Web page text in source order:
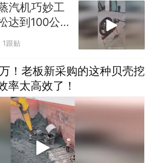
汽机巧妙工
达到100公
1跟贴
！老板新采购的这种贝壳挖
率太高效了！